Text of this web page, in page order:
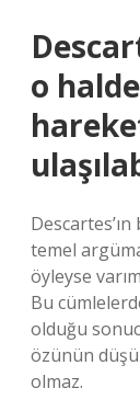
o
temel
öyleyse
Bu
olduğu
özünün
olmaz.